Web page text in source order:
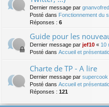
Dernier message par
Posté dans Fonctionnement du
Réponses : 6
Guide pour les
Dernier message par jef10 « 10
Posté dans Accueil et
Charte de TP - A lire
Dernier message par supercook
Posté dans Accueil et
Réponses : 121